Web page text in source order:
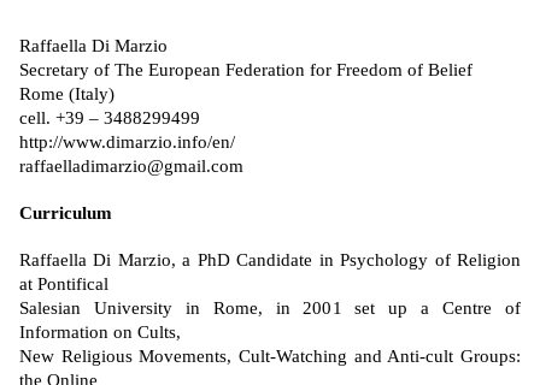
Raffaella Di Marzio
Secretary of The European Federation for Freedom of Belief
Rome (Italy)
cell. +39 – 3488299499
http://www.dimarzio.info/en/
raffaelladimarzio@gmail.com
Curriculum
Raffaella Di Marzio, a PhD Candidate in Psychology of Religion
at Pontifical
Salesian University in Rome, in 2001 set up a Centre of
Information on Cults,
New Religious Movements, Cult-Watching and Anti-cult Groups:
the Online